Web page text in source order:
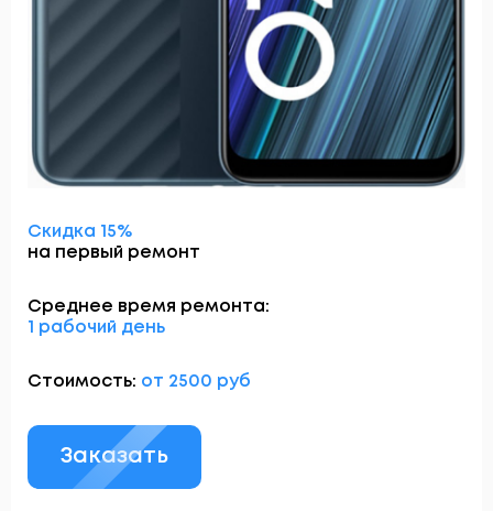
Скидка 15%
на первый ремонт
Среднее время ремонта:
1 рабочий день
Стоимость: от 2500 руб
Заказать